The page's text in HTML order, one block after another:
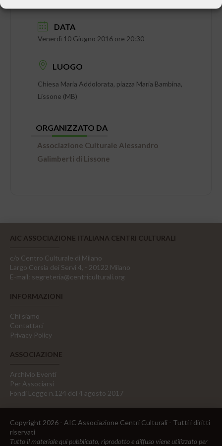
DATA
Venerdì 10 Giugno 2016 ore 20:30
LUOGO
Chiesa Maria Addolorata, piazza Maria Bambina,
Lissone (MB)
ORGANIZZATO DA
Associazione Culturale Alessandro
Galimberti di Lissone
AIC ASSOCIAZIONE ITALIANA CENTRI CULTURALI
c/o Centro Culturale di Milano
Largo Corsia dei Servi 4, - 20122 Milano
E-mail: segreteria@centriculturali.org
INFORMAZIONI
Chi siamo
Contattaci
Privacy Policy
ASSOCIAZIONE
Archivio Eventi
Per Associarsi
Fondi Legge n.124 del 4 agosto 2017
Copyright 2026 - AIC Associazione Centri Culturali - Tutti i diritti
riservati
Tutto il materiale qui pubblicato, riprodotto e diffuso viene utilizzato per